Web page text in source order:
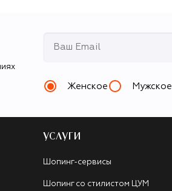
Женское Мужское
УСЛУГИ
Шопинг-сервисы
Шопинг со стилистом ЦУМ